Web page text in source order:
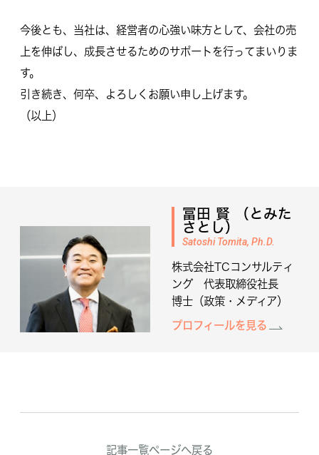
今後とも、当社は、経営者の心強い味方として、会社の売
上を伸ばし、成長させるためのサポートを行ってまいりま
す。
引き続き、何卒、よろしくお願い申し上げます。
（以上）
冨田 賢 （とみた
さとし）
Satoshi Tomita, Ph.D.
株式会社TCコンサルティ
ング 代表取締役社長
博士（政策・メディア）
プロフィールを見る
記事一覧ページへ戻る